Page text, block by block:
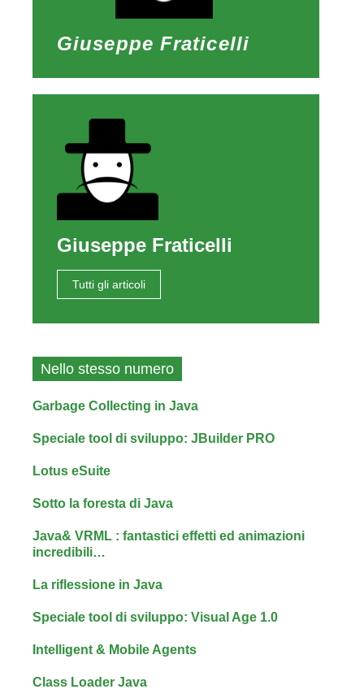
Giuseppe Fraticelli
Giuseppe Fraticelli
Tutti gli articoli
Nello stesso numero
Garbage Collecting in Java
Speciale tool di sviluppo: JBuilder PRO
Lotus eSuite
Sotto la foresta di Java
Java& VRML : fantastici effetti ed animazioni
incredibili…
La riflessione in Java
Speciale tool di sviluppo: Visual Age 1.0
Intelligent & Mobile Agents
Class Loader Java